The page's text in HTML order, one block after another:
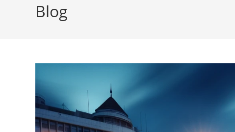
Blog